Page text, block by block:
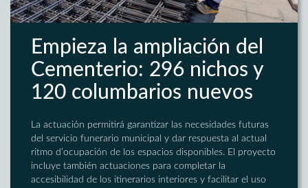
Empieza la ampliación del
Cementerio: 296 nichos y
120 columbarios nuevos
La actuación permitirá garantizar las necesidades futuras
del servicio funerario municipal y dar respuesta al actual
ritmo d’ocupación de los espacios disponibles. El proyecto
incluye también actuaciones para completar la
accesibilidad de los itinerarios interiores y facilitar el uso